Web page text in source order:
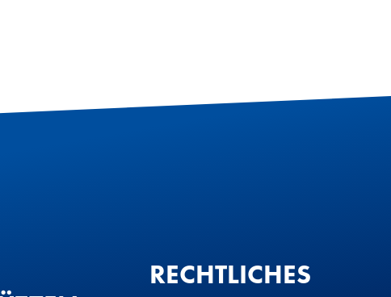
RECHTLICHES